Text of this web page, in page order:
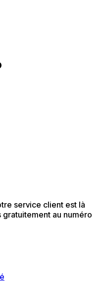
service client est là
au numéro